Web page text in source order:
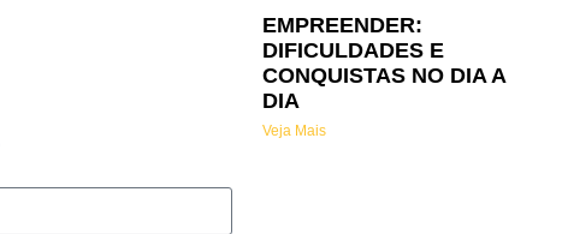
EMPREENDER:
DIFICULDADES E
CONQUISTAS NO DIA A
DIA
Veja Mais